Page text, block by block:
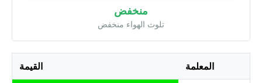
منخفض
تلوث الهواء منخفض
المعلمة القيمة